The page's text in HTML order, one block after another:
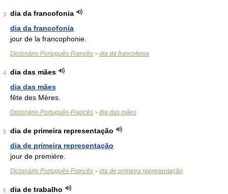
3
dia da francofonia
dia da francofonia
jour de la francophonie.
Dicionário Português-Francês > dia da francofonia
4
dia das mães
dia das mães
fête des Mères.
Dicionário Português-Francês > dia das mães
5
dia de primeira representação
dia de primeira representação
jour de première.
Dicionário Português-Francês > dia de primeira representação
6
dia de trabalho